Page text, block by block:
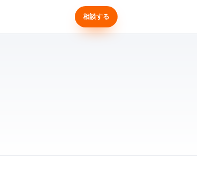
相談する